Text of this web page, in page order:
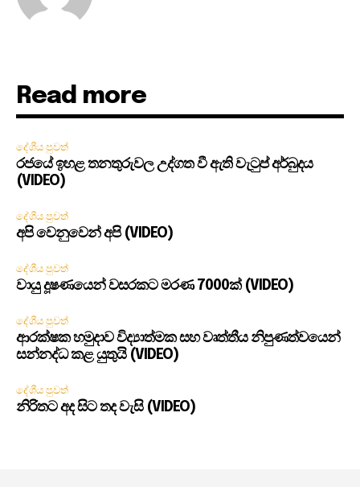
Read more
දේශීය පුවත්
රජයේ ඉහළ තනතුරුවල උද්ගත වී ඇති වැටුප් අර්බුදය
(VIDEO)
දේශීය පුවත්
අපි වෙනුවෙන් අපි (VIDEO)
දේශීය පුවත්
වායු දූෂණයෙන් වසරකට මරණ 7000ක් (VIDEO)
දේශීය පුවත්
ආරක්ෂක හමුදාව විද්‍යාත්මක සහ වෘත්තීය නිපුණත්වයෙන්
සන්නද්ධ කළ යුතුයි (VIDEO)
දේශීය පුවත්
නිරිතට අද සිට තද වැසි (VIDEO)